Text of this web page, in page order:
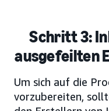
Schritt 3:
ausgefeilten
Um sich auf die
vorzubereiten,